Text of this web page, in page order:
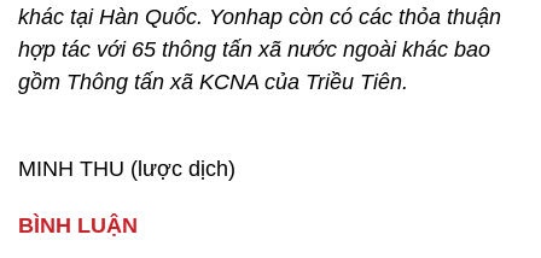
khác tại Hàn Quốc. Yonhap còn có các thỏa thuận
hợp tác với 65 thông tấn xã nước ngoài khác bao
gồm Thông tấn xã KCNA của Triều Tiên.
MINH THU (lược dịch)